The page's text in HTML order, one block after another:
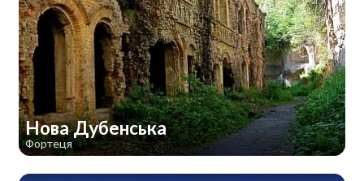
Нова Дубенська
Фортеця